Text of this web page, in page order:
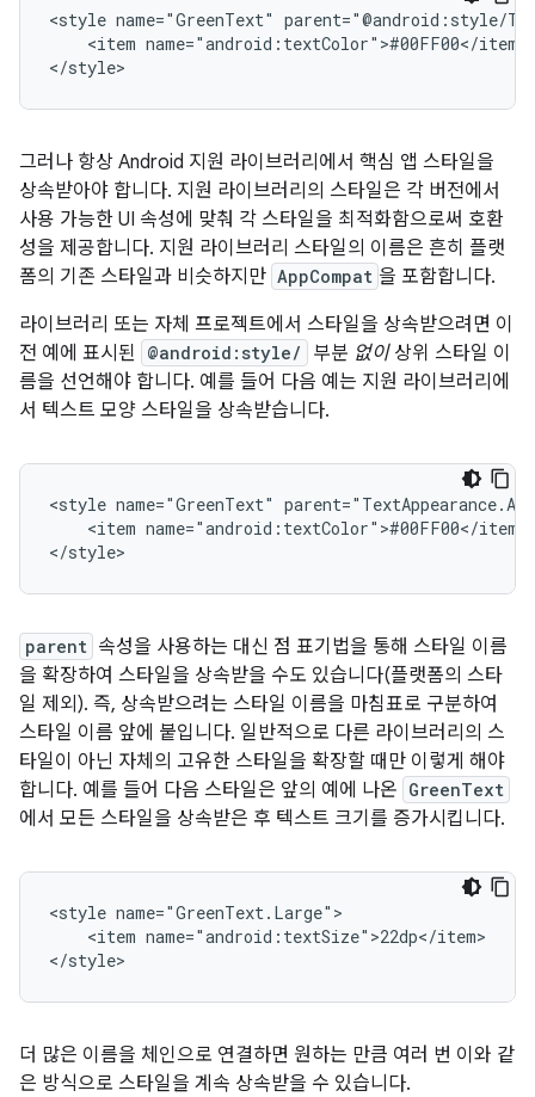
<style name="GreenText"
<item name="android:textColor">#00FF00</item>
</style>
그러나 항상 Android 지원 라이브러리에서 핵심 앱 스타일을
상속받아야 합니다. 지원 라이브러리의 스타일은 각 버전에서
사용 가능한 UI 속성에 맞춰 각 스타일을 최적화함으로써 호환
성을 제공합니다. 지원 라이브러리 스타일의 이름은 흔히 플랫
폼의 기존 스타일과 비슷하지만 AppCompat 을 포함합니다.
라이브러리 또는 자체 프로젝트에서 스타일을 상속받으려면 이
전 예에 표시된
@android:style/ 부분 없이상위 스타일 이
름을 선언해야 합니다. 예를 들어 다음 예는 지원 라이브러리에
서 텍스트 모양 스타일을 상속받습니다.
<style name="GreenText"
<item name="android:textColor">#00FF00</item>
</style>
parent 속성을 사용하는 대신 점 표기법을 통해 스타일 이름
을 확장하여 스타일을 상속받을 수도 있습니다(플랫폼의 스타
일 제외). 즉, 상속받으려는 스타일 이름을 마침표로 구분하여
스타일 이름 앞에 붙입니다. 일반적으로 다른 라이브러리의 스
타일이 아닌 자체의 고유한 스타일을 확장할 때만 이렇게 해야
합니다. 예를 들어 다음 스타일은 앞의 예에 나온 GreenText
에서 모든 스타일을 상속받은 후 텍스트 크기를 증가시킵니다.
<style
<item name="android:textSize">22dp</item>
</style>
더 많은 이름을 체인으로 연결하면 원하는 만큼 여러 번 이와 같
은 방식으로 스타일을 계속 상속받을 수 있습니다.